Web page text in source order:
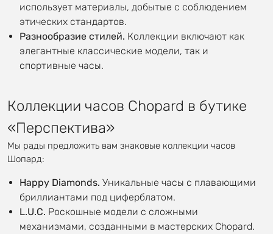
использует материалы, добытые с соблюдением
этических стандартов.
Разнообразие стилей. Коллекции включают как
элегантные классические модели, так и
спортивные часы.
Коллекции часов Chopard в бутике
«Перспектива»
Мы рады предложить вам знаковые коллекции часов
Шопард:
Happy Diamonds. Уникальные часы с плавающими
бриллиантами под циферблатом.
L.U.C. Роскошные модели с сложными
механизмами, созданными в мастерских Chopard.